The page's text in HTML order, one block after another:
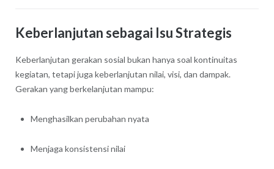
Keberlanjutan sebagai Isu Strategis
Keberlanjutan gerakan sosial bukan hanya soal kontinuitas
kegiatan, tetapi juga keberlanjutan nilai, visi, dan dampak.
Gerakan yang berkelanjutan mampu:
Menghasilkan perubahan nyata
Menjaga konsistensi nilai